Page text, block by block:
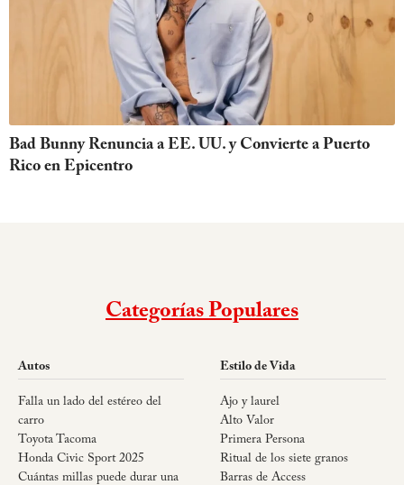
Bad Bunny Renuncia a EE. UU. y Convierte a Puerto
Rico en Epicentro
Categorías Populares
Autos
Falla un lado del estéreo del
carro
Toyota Tacoma
Honda Civic Sport 2025
Cuántas millas puede durar una
Estilo de Vida
Ajo y laurel
Alto Valor
Primera Persona
Ritual de los siete granos
Barras de Access